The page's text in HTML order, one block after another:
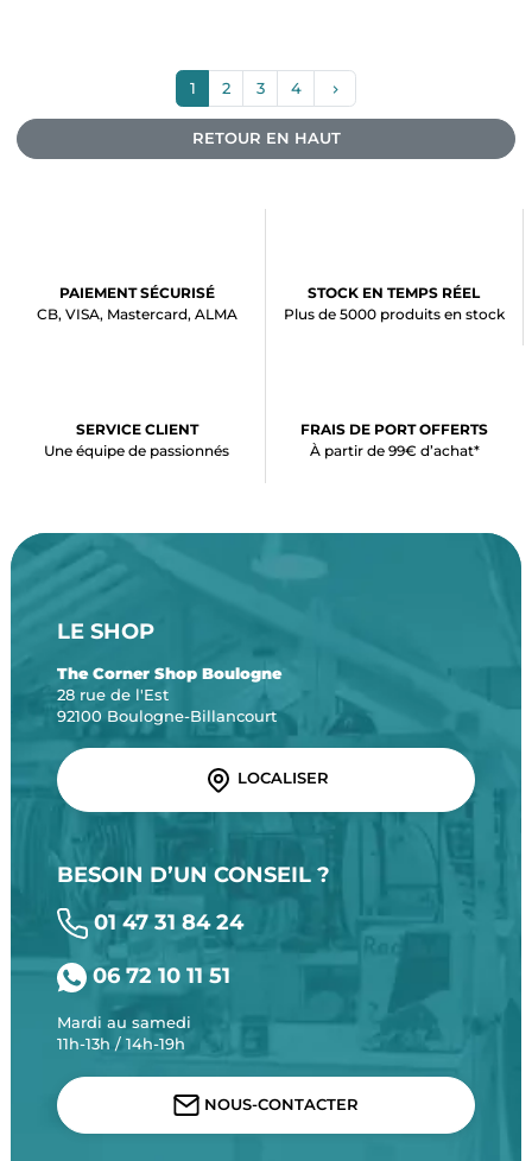
1 2 3 4 keyboard_arrow_right
RETOUR EN HAUT
PAIEMENT SÉCURISÉ
CB, VISA, Mastercard, ALMA
STOCK EN TEMPS RÉEL
Plus de 5000 produits en stock
SERVICE CLIENT
Une équipe de passionnés
FRAIS DE PORT OFFERTS
À partir de 99€ d’achat*
LE SHOP
The Corner Shop Boulogne
28 rue de l'Est
92100 Boulogne-Billancourt
LOCALISER
BESOIN D’UN CONSEIL ?
01 47 31 84 24
06 72 10 11 51
Mardi au samedi
11h-13h / 14h-19h
NOUS-CONTACTER